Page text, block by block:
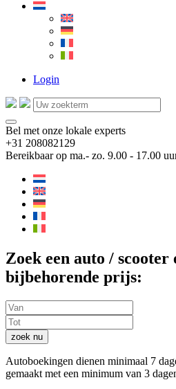
Login
Bel met onze lokale experts
+31 208082129
Bereikbaar op ma.- zo. 9.00 - 17.00
Zoek een auto / scooter
bijbehorende prijs:
zoek nu
Autoboekingen dienen minimaal 7
gemaakt met een minimum van 3